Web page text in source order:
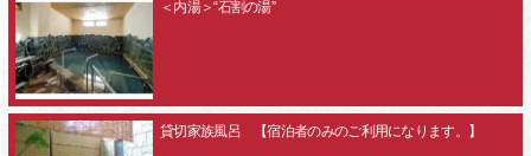
＜内湯＞“石割の湯”
貸切家族風呂 【宿泊者のみのご利用になります。】